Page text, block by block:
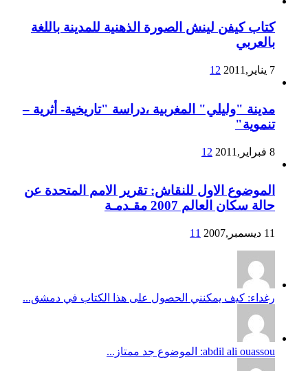
كتاب كيفن لينش الصورة الذهنية للمدينة باللغة
بالعربي
7 يناير,2011 12
مدينة "وليلي" المغربية ،دراسة "تاريخية- أثرية –
تنموية"
8 فبراير,2011 12
الموضوع الاول للنقاش: تقرير الامم المتحدة عن
حالة سكان العالم 2007 مقـدمـة
11 ديسمبر,2007 11
رغداء: كيف يمكنني الحصول على هذا الكتاب في دمشق...
abdil ali ouassou: الموضوع جد ممتاز...